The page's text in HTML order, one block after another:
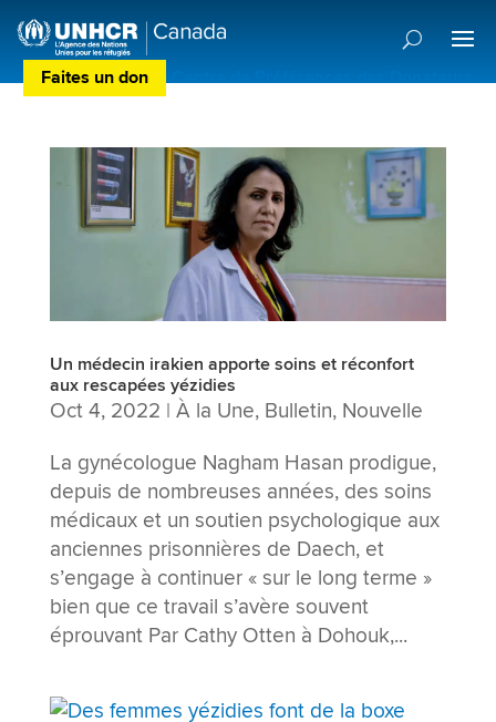
Faites un don Centre de Préférences des Donateurs
Un médecin irakien apporte soins et réconfort
aux rescapées yézidies
Oct 4, 2022 | À la Une, Bulletin, Nouvelle
La gynécologue Nagham Hasan prodigue,
depuis de nombreuses années, des soins
médicaux et un soutien psychologique aux
anciennes prisonnières de Daech, et
s’engage à continuer « sur le long terme »
bien que ce travail s’avère souvent
éprouvant Par Cathy Otten à Dohouk,...